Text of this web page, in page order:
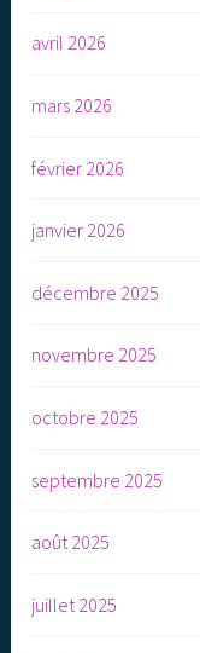
avril 2026
mars 2026
février 2026
janvier 2026
décembre 2025
novembre 2025
octobre 2025
septembre 2025
août 2025
juillet 2025